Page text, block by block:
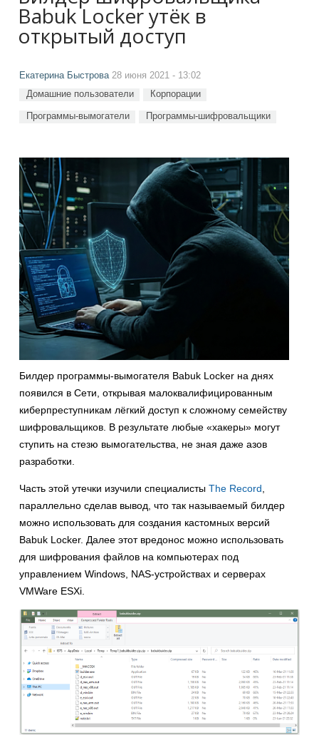
Babuk Locker утёк в
открытый доступ
Екатерина Быстрова28 июня 2021 - 13:02
Домашние пользователи Корпорации
Программы-вымогатели Программы-шифровальщики
Билдер программы-вымогателя Babuk Locker на днях
появился в Сети, открывая малоквалифицированным
киберпреступникам лёгкий доступ к сложному семейству
шифровальщиков. В результате любые «хакеры» могут
ступить на стезю вымогательства, не зная даже азов
разработки.
Часть этой утечки изучили специалисты The Record,
параллельно сделав вывод, что так называемый билдер
можно использовать для создания кастомных версий
Babuk Locker. Далее этот вредонос можно использовать
для шифрования файлов на компьютерах под
управлением Windows, NAS-устройствах и серверах
VMWare ESXi.